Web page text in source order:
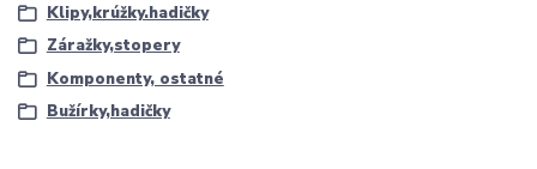
Klipy,krúžky.hadičky
Záražky,stopery
Komponenty, ostatné
Bužírky,hadičky